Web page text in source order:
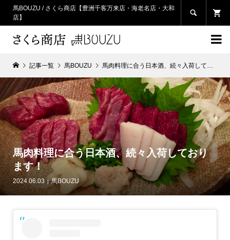
馬BOUZU / さくら商店【豊洲千客万来店・海老名店・大和
店】


記事一覧 馬BOUZU 馬肉料理に合う日本酒、続々入荷しております！
馬肉料理に合う日本酒、続々入荷しており
ます！
2024.06.03 馬BOUZU